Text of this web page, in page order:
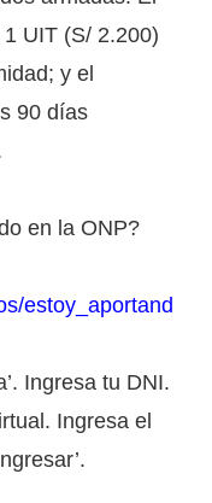
UIT (S/ 2.200)
y el
90 días
en la ONP?
estoy_aportand
Ingresa tu DNI.
Ingresa el